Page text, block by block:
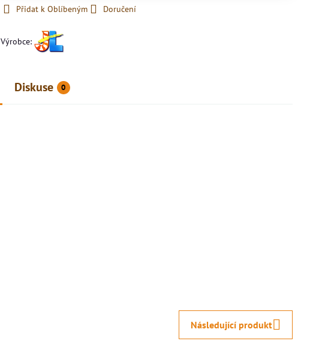
Přidat k Oblíbeným Doručení
Výrobce:
Diskuse 0
Následující produkt